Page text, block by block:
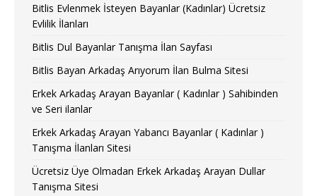
Bitlis Evlenmek İsteyen Bayanlar (Kadınlar) Ücretsiz
Evlilik İlanları
Bitlis Dul Bayanlar Tanışma İlan Sayfası
Bitlis Bayan Arkadaş Arıyorum İlan Bulma Sitesi
Erkek Arkadaş Arayan Bayanlar ( Kadınlar ) Sahibinden
ve Seri ilanlar
Erkek Arkadaş Arayan Yabancı Bayanlar ( Kadınlar )
Tanışma İlanları Sitesi
Ücretsiz Üye Olmadan Erkek Arkadaş Arayan Dullar
Tanışma Sitesi